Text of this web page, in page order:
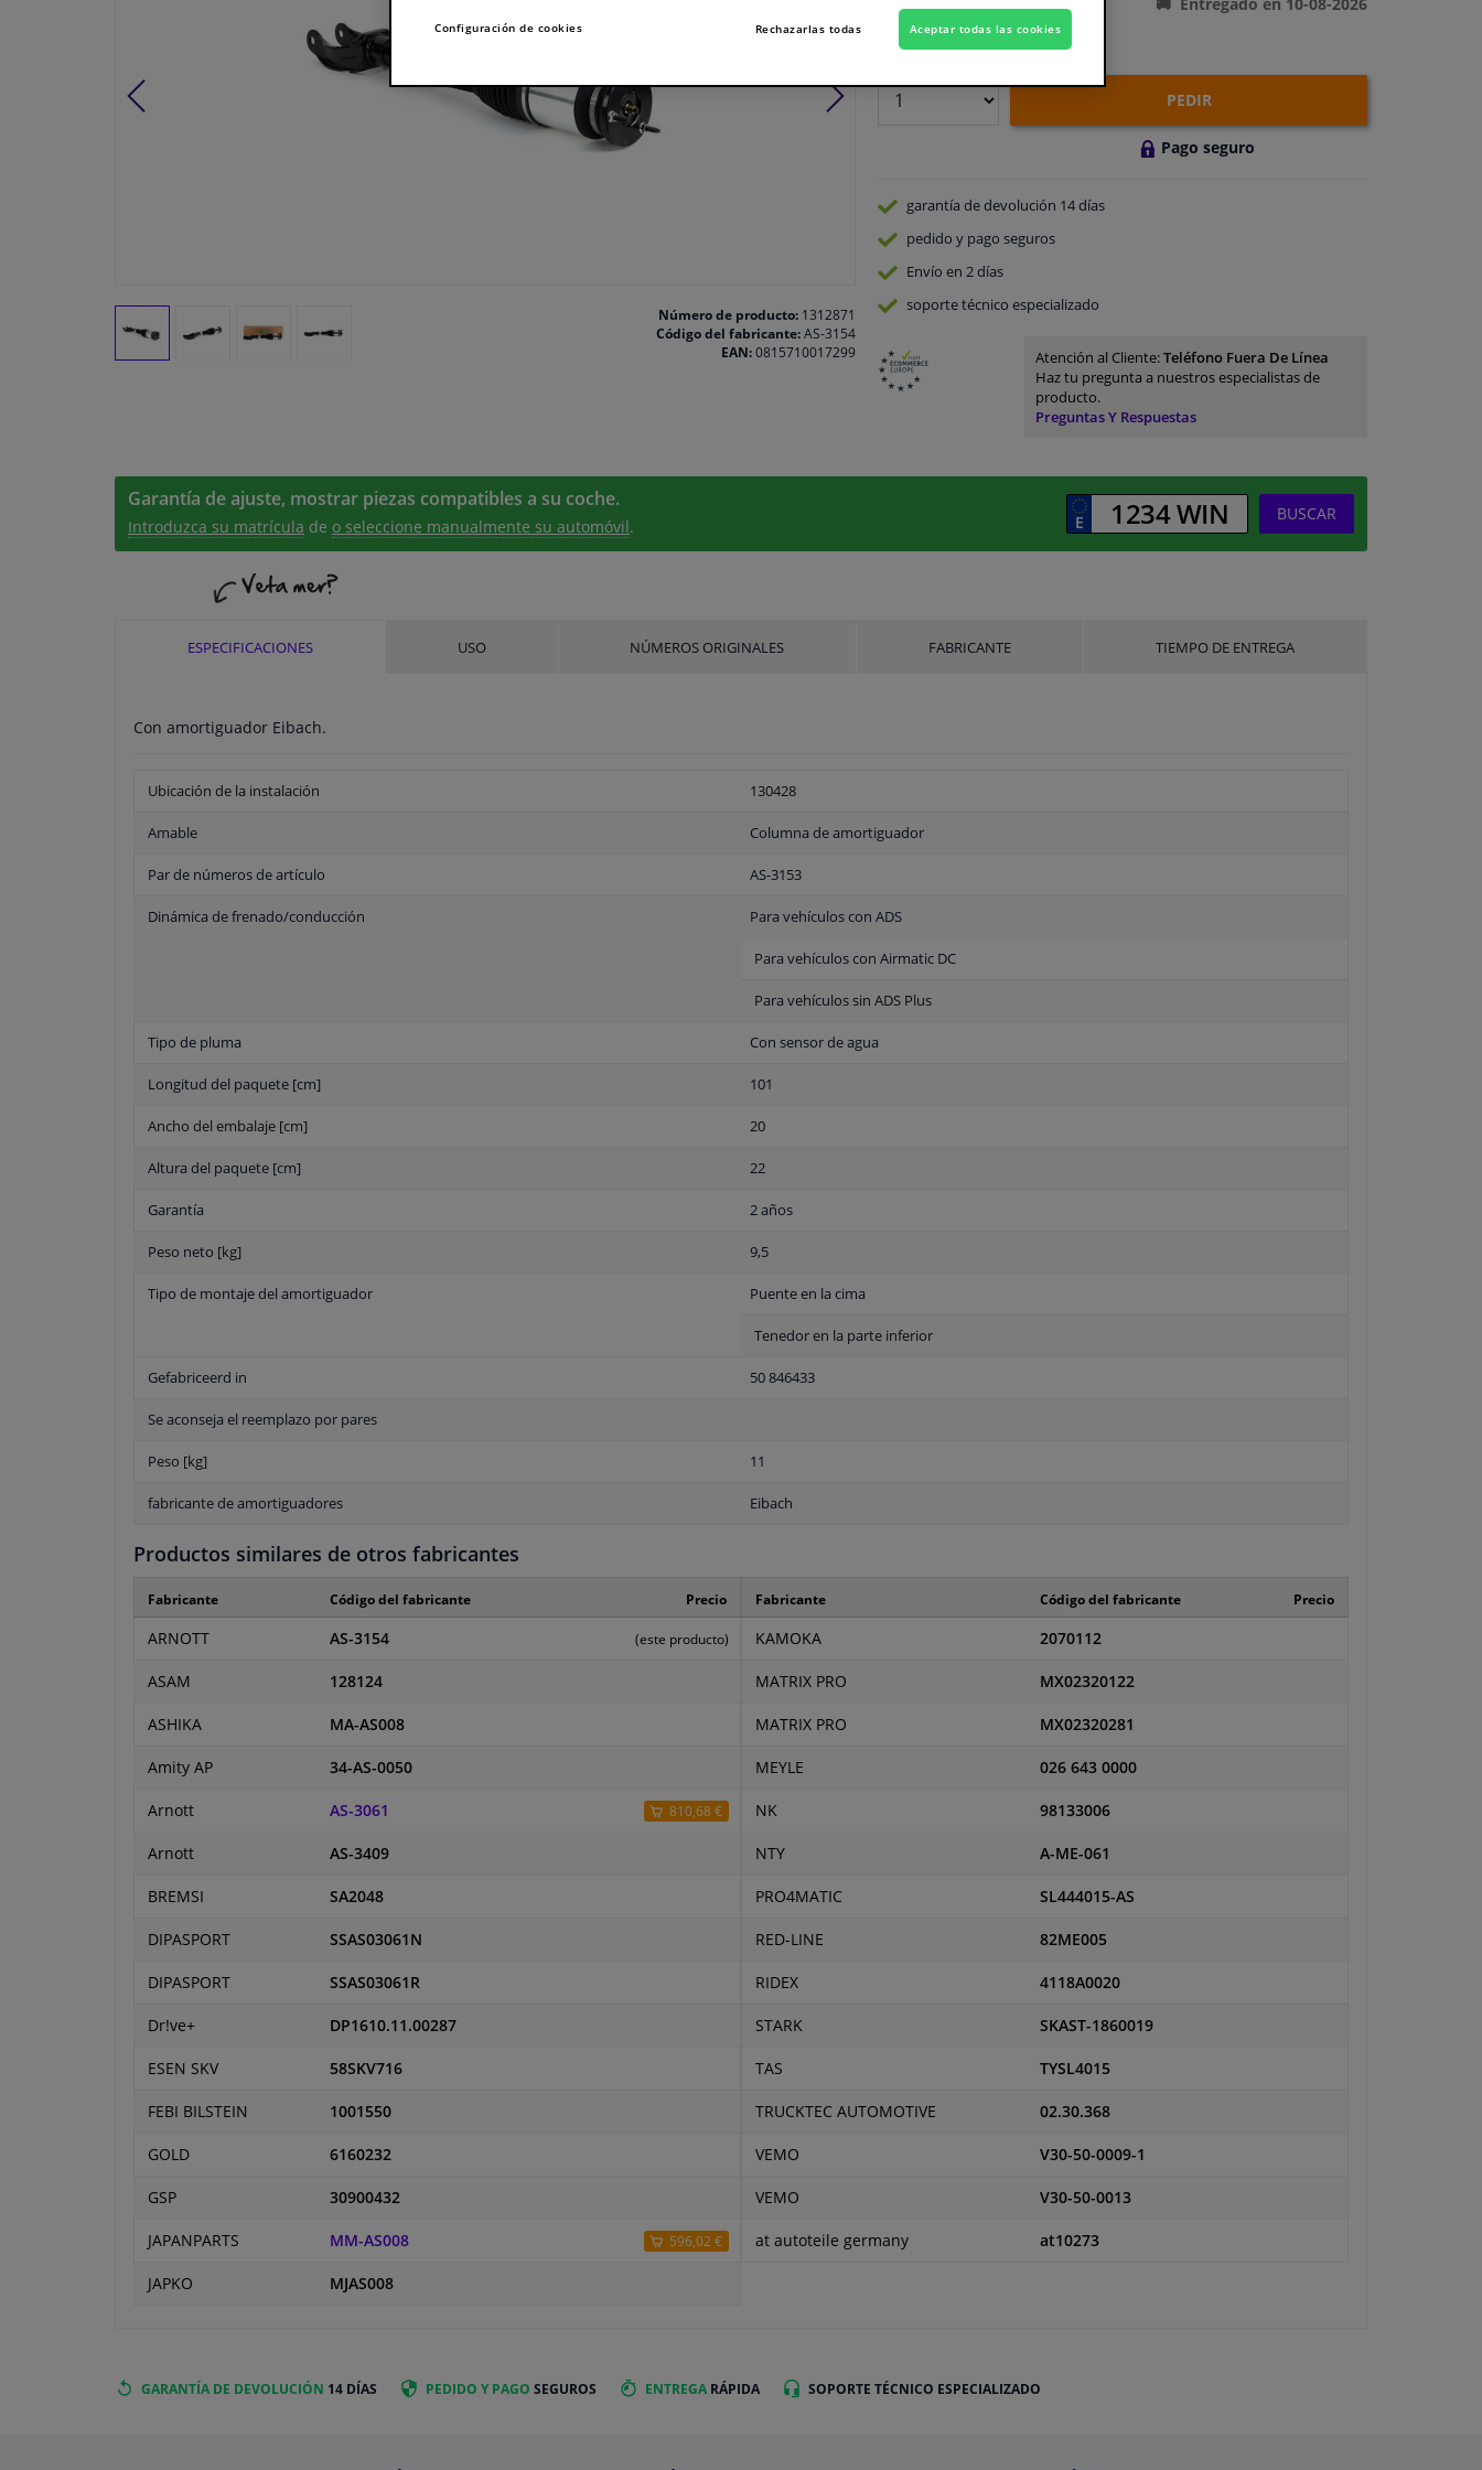
Número de producto:1312871
Código del fabricante:AS-3154
EAN:0815710017299
En stock
PEDIR
Pago seguro
garantía de devolución 14 días
pedido y pago seguros
Envío en 2 días
soporte técnico especializado
Atención al Cliente:Teléfono Fuera De Línea
Haz tu pregunta a nuestros especialistas de
producto.
Preguntas Y Respuestas
Garantía de ajuste, mostrar piezas compatibles a su coche.
Introduzca su matrícula de o seleccione manualmente su automóvil.
BUSCAR
ESPECIFICACIONES USO NÚMEROS ORIGINALES FABRICANTE TIEMPO DE ENTREGA
Con amortiguador Eibach.
Ubicación de la instalación 130428
Amable Columna de amortiguador
Par de números de artículo AS-3153
Dinámica de frenado/conducción Para vehículos con ADS
Para vehículos con Airmatic DC
Para vehículos sin ADS Plus
Tipo de pluma Con sensor de agua
Longitud del paquete [cm] 101
Ancho del embalaje [cm] 20
Altura del paquete [cm] 22
Garantía 2 años
Peso neto [kg] 9,5
Tipo de montaje del amortiguador Puente en la cima
Tenedor en la parte inferior
Gefabriceerd in 50 846433
Se aconseja el reemplazo por pares
Peso [kg] 11
fabricante de amortiguadores Eibach
Productos similares de otros fabricantes
Fabricante Código del fabricante Precio
ARNOTT AS-3154 (este producto)
ASAM 128124
ASHIKA MA-AS008
Amity AP 34-AS-0050
Arnott AS-3061 810,68 €
Arnott AS-3409
BREMSI SA2048
DIPASPORT SSAS03061N
DIPASPORT SSAS03061R
Dr!ve+ DP1610.11.00287
ESEN SKV 58SKV716
FEBI BILSTEIN 1001550
GOLD 6160232
GSP 30900432
JAPANPARTS MM-AS008 596,02 €
JAPKO MJAS008
Fabricante Código del fabricante Precio
KAMOKA 2070112
MATRIX PRO MX02320122
MATRIX PRO MX02320281
MEYLE 026 643 0000
NK 98133006
NTY A-ME-061
PRO4MATIC SL444015-AS
RED-LINE 82ME005
RIDEX 4118A0020
STARK SKAST-1860019
TAS TYSL4015
TRUCKTEC AUTOMOTIVE 02.30.368
VEMO V30-50-0009-1
VEMO V30-50-0013
at autoteile germany at10273
GARANTÍA DE DEVOLUCIÓN 14 DÍAS PEDIDO Y PAGO SEGUROS ENTREGA RÁPIDA SOPORTE TÉCNICO ESPECIALIZADO
Configuración de cookies Rechazarlas todas Aceptar todas las cookies